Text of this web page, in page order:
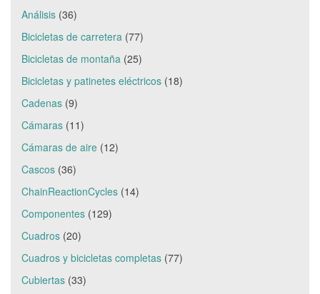
Análisis (36)
Bicicletas de carretera (77)
Bicicletas de montaña (25)
Bicicletas y patinetes eléctricos (18)
Cadenas (9)
Cámaras (11)
Cámaras de aire (12)
Cascos (36)
ChainReactionCycles (14)
Componentes (129)
Cuadros (20)
Cuadros y bicicletas completas (77)
Cubiertas (33)